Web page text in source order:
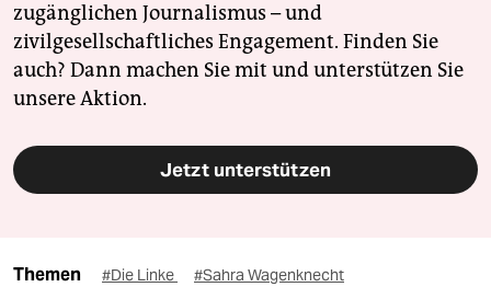
zugänglichen Journalismus – und
zivilgesellschaftliches Engagement. Finden Sie
auch? Dann machen Sie mit und unterstützen Sie
unsere Aktion.
Jetzt unterstützen
Themen #Die Linke #Sahra Wagenknecht